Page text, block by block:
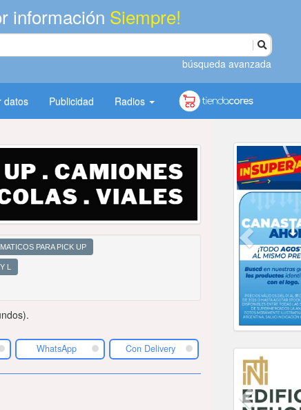
información Siempre!
búsqueda avanzada
datos Publicidad Radios
PARA PICK UP
L
WhatsApp Con Delivery